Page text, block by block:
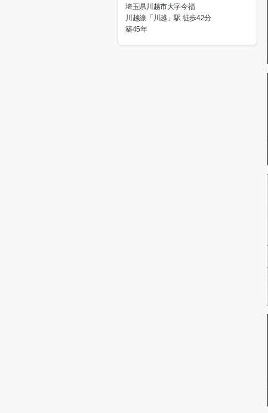
埼玉県川越市大字今福
川越線「川越」駅 徒歩42分
築45年